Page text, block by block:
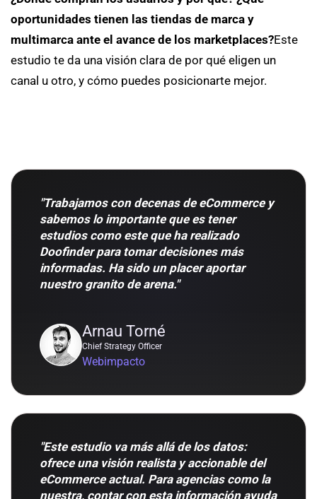
oportunidades tienen las tiendas de marca y
multimarca ante el avance de los marketplaces?Este
estudio te da una visión clara de por qué eligen un
canal u otro, y cómo puedes posicionarte mejor.
"Trabajamos con decenas de eCommerce y
sabemos lo importante que es tener
estudios como este que ha realizado
Doofinder para tomar decisiones más
informadas. Ha sido un placer aportar
nuestro granito de arena."
Arnau Torné
Chief Strategy Officer
Webimpacto
"Este estudio va más allá de los datos:
ofrece una visión realista y accionable del
eCommerce actual. Para agencias como la
nuestra, contar con esta información ayuda